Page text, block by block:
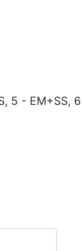
5 - EM+SS,